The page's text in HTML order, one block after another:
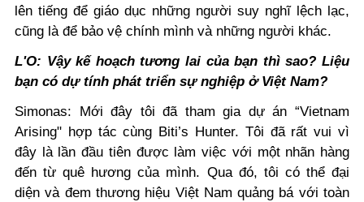
lên tiếng để giáo dục những người suy nghĩ lệch lạc,
cũng là để bảo vệ chính mình và những người khác.
L'O: Vậy kế hoạch tương lai của bạn thì sao? Liệu
bạn có dự tính phát triển sự nghiệp ở Việt Nam?
Simonas: Mới đây tôi đã tham gia dự án “Vietnam
Arising" hợp tác cùng Biti’s Hunter. Tôi đã rất vui vì
đây là lần đầu tiên được làm việc với một nhãn hàng
đến từ quê hương của mình. Qua đó, tôi có thể đại
diện và đem thương hiệu Việt Nam quảng bá với toàn